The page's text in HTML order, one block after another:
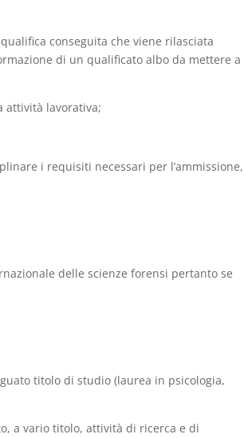
conseguita che viene rilasciata
di un qualificato albo da mettere a
attività lavorativa;
i requisiti necessari per l’ammissione,
delle scienze forensi pertanto se
titolo di studio (laurea in psicologia,
a vario titolo, attività di ricerca e di